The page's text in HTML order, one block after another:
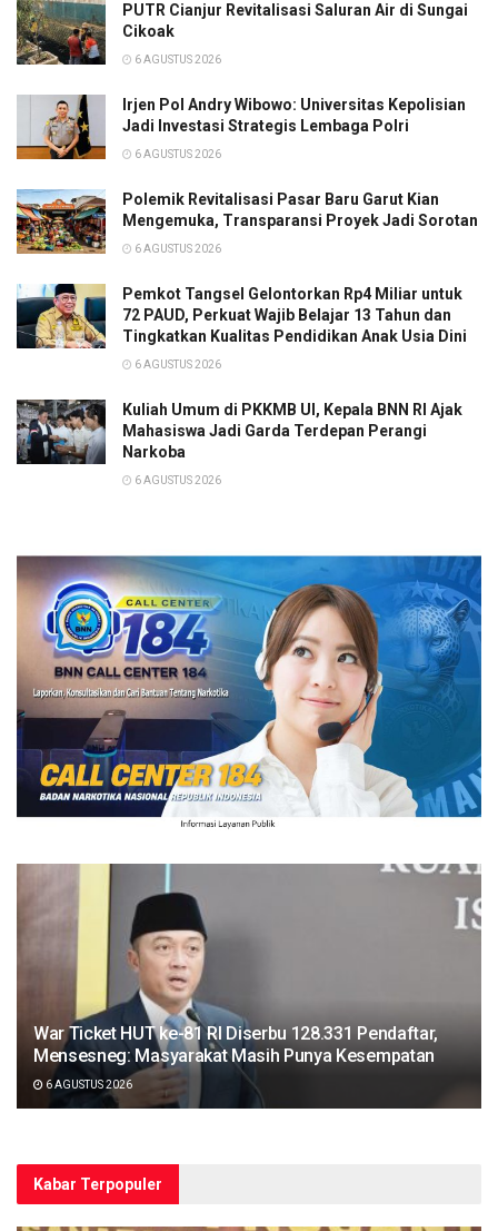
PUTR Cianjur Revitalisasi Saluran Air di Sungai
Cikoak
6 AGUSTUS 2026
Irjen Pol Andry Wibowo: Universitas Kepolisian
Jadi Investasi Strategis Lembaga Polri
6 AGUSTUS 2026
Polemik Revitalisasi Pasar Baru Garut Kian
Mengemuka, Transparansi Proyek Jadi Sorotan
6 AGUSTUS 2026
Pemkot Tangsel Gelontorkan Rp4 Miliar untuk
72 PAUD, Perkuat Wajib Belajar 13 Tahun dan
Tingkatkan Kualitas Pendidikan Anak Usia Dini
6 AGUSTUS 2026
Kuliah Umum di PKKMB UI, Kepala BNN RI Ajak
Mahasiswa Jadi Garda Terdepan Perangi
Narkoba
6 AGUSTUS 2026
War Ticket HUT ke-81 RI Diserbu 128.331 Pendaftar,
Mensesneg: Masyarakat Masih Punya Kesempatan
6 AGUSTUS 2026
Kabar Terpopuler